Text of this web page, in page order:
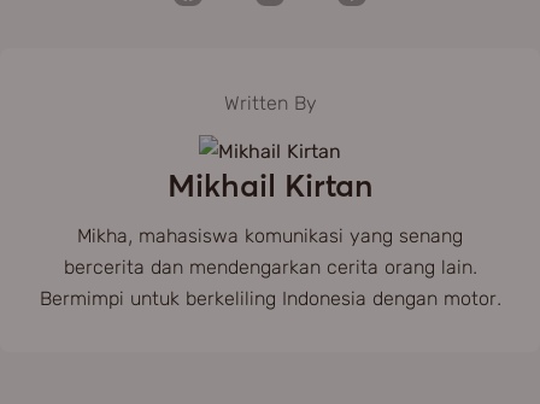
Written By
Mikhail Kirtan
Mikha, mahasiswa komunikasi yang senang
bercerita dan mendengarkan cerita orang lain.
Bermimpi untuk berkeliling Indonesia dengan motor.